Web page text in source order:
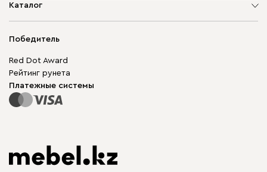
О компании
Гарантия
Для бизнеса
Карта сайта
Каталог
Корпусная мебель
Модульная мебель
Столы и стулья
Победитель
Red Dot Award
Рейтинг рунета
Платежные системы